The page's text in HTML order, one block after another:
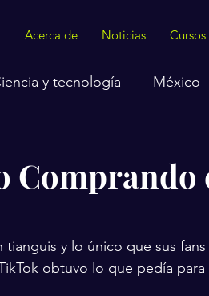
Acerca de Noticias Cursos
y tecnología México
Comprando
y lo único que sus fans
obtuvo lo que pedía para